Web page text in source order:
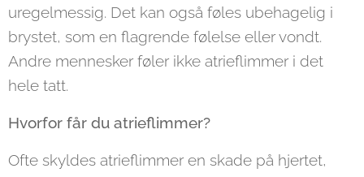
uregelmessig. Det kan også føles ubehagelig i
brystet, som en flagrende følelse eller vondt.
Andre mennesker føler ikke atrieflimmer i det
hele tatt.
Hvorfor får du atrieflimmer?
Ofte skyldes atrieflimmer en skade på hjertet,